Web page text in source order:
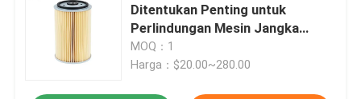
Ditentukan Penting untuk
Perlindungan Mesin Jangka
Panjang
MOQ：1
Harga：$20.00~280.00